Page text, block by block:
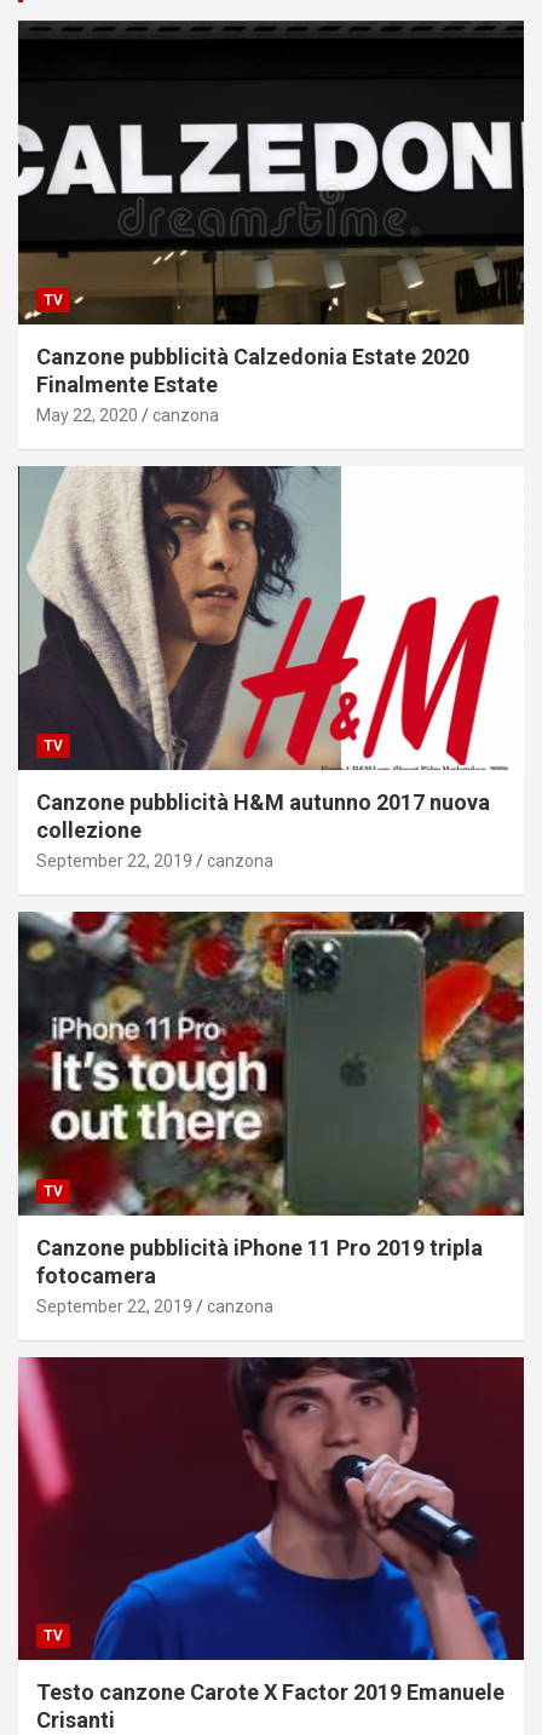
TV
Canzone pubblicità Calzedonia Estate 2020
Finalmente Estate
May 22, 2020 canzona
TV
Canzone pubblicità H&M autunno 2017 nuova
collezione
September 22, 2019 canzona
TV
Canzone pubblicità iPhone 11 Pro 2019 tripla
fotocamera
September 22, 2019 canzona
TV
Testo canzone Carote X Factor 2019 Emanuele
Crisanti